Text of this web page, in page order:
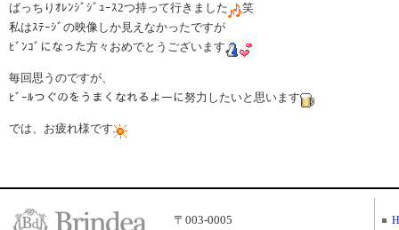
ばっちりｵﾚﾝｼﾞｼﾞｭｰｽ2つ持って行きました
笑
私はｽﾃｰｼﾞの映像しか見えなかったですが
ﾋﾞﾝｺﾞになった方々おめでとうございます
毎回思うのですが、
ﾋﾞｰﾙつぐのをうまくなれるよーに努力したいと思います
では、お疲れ様です
〒003-0005